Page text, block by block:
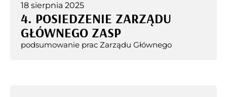
18 sierpnia 2025
4. POSIEDZENIE ZARZĄDU
GŁÓWNEGO ZASP
podsumowanie prac Zarządu Głównego